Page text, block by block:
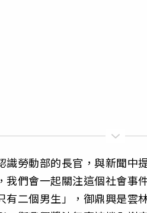
識勞動部的長官，與新聞中
我們會一起關注這個社會事
有二個男生」，御鼎興是雲